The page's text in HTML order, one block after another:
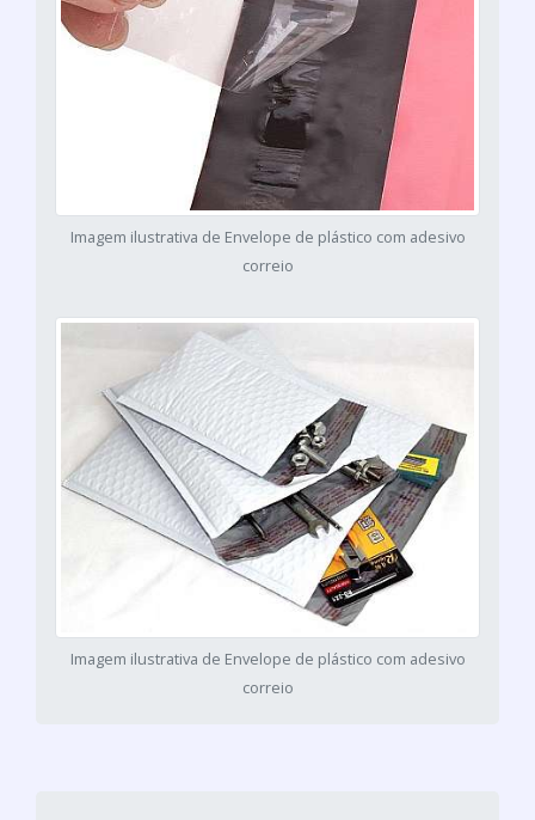
Imagem ilustrativa de Envelope de plástico com adesivo
correio
Imagem ilustrativa de Envelope de plástico com adesivo
correio